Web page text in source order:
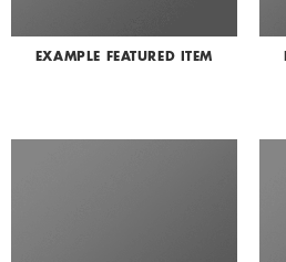
EXAMPLE FEATURED ITEM